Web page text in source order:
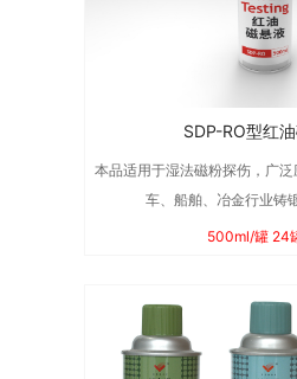
SDP-RO型红
本品适用于湿法磁粉探伤，广
车、船舶、冶金行业铸
500ml/罐 24